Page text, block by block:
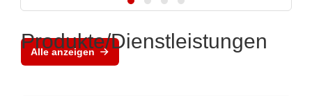
Alle anzeigen
Produkte/Dienstleistungen